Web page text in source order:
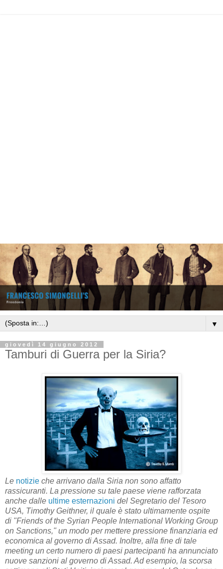
▼
giovedì 14 giugno 2012
Tamburi di Guerra per la Siria?
Le notizie che arrivano dalla Siria non sono affatto
rassicuranti. La pressione su tale paese viene rafforzata
anche dalle ultime esternazioni del Segretario del Tesoro
USA, Timothy Geithner, il quale è stato ultimamente ospite
di "Friends of the Syrian People International Working Group
on Sanctions," un modo per mettere pressione finanziaria ed
economica al governo di Assad. Inoltre, alla fine di tale
meeting un certo numero di paesi partecipanti ha annunciato
nuove sanzioni al governo di Assad. Ad esempio, la scorsa